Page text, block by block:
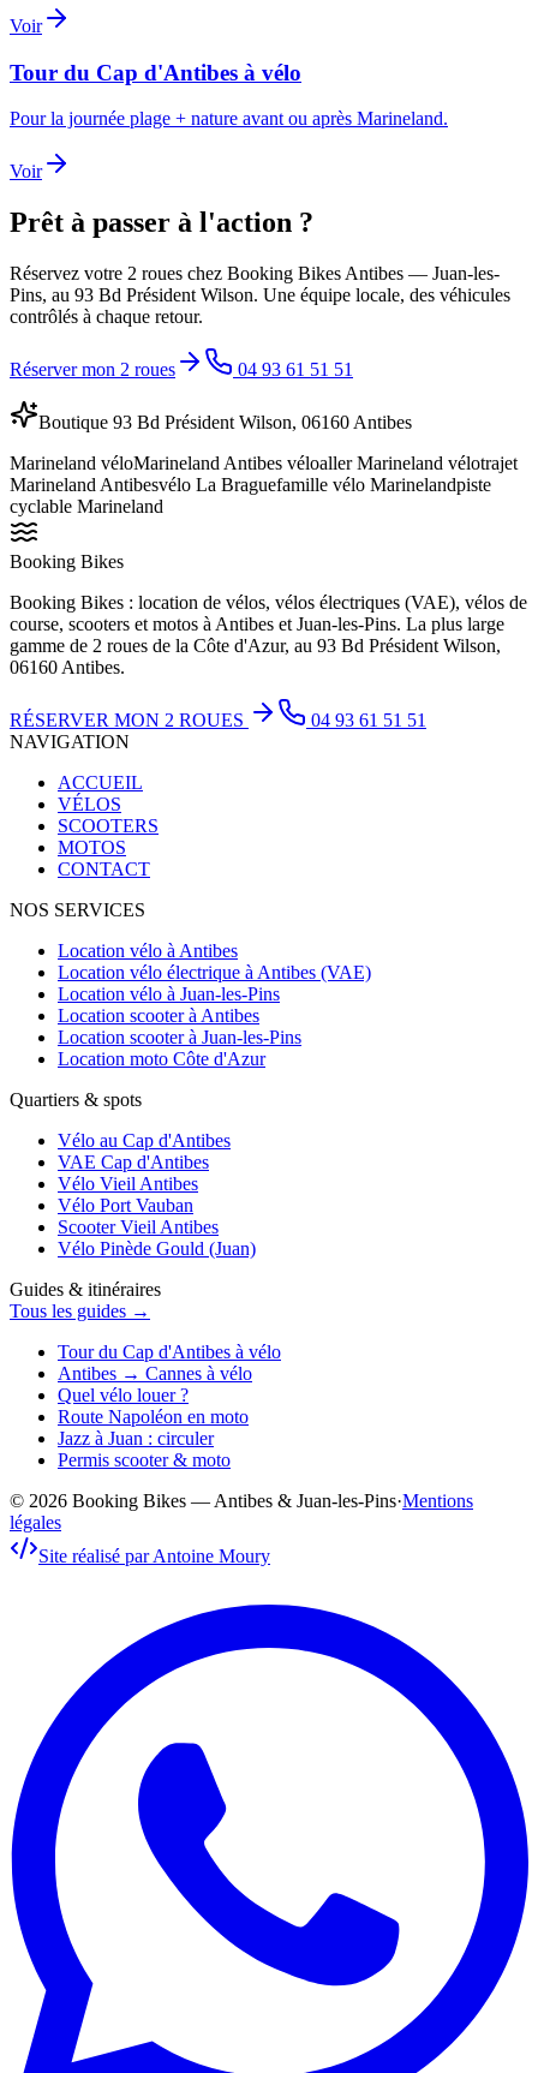
Voir
Tour du Cap d'Antibes à vélo
Pour la journée plage + nature avant ou après Marineland.
Voir
Prêt à passer à l'action ?
Réservez votre 2 roues chez Booking Bikes Antibes — Juan-les-
Pins, au 93 Bd Président Wilson. Une équipe locale, des véhicules
contrôlés à chaque retour.
Réserver mon 2 roues 04 93 61 51 51
Boutique 93 Bd Président Wilson, 06160 Antibes
Marineland véloMarineland Antibes véloaller Marineland vélotrajet
Marineland Antibesvélo La Braguefamille vélo Marinelandpiste
cyclable Marineland
Booking Bikes
Booking Bikes : location de vélos, vélos électriques (VAE), vélos de
course, scooters et motos à Antibes et Juan-les-Pins. La plus large
gamme de 2 roues de la Côte d'Azur, au 93 Bd Président Wilson,
06160 Antibes.
RÉSERVER MON 2 ROUES
04 93 61 51 51
NAVIGATION
ACCUEIL
VÉLOS
SCOOTERS
MOTOS
CONTACT
NOS SERVICES
Location vélo à Antibes
Location vélo électrique à Antibes (VAE)
Location vélo à Juan-les-Pins
Location scooter à Antibes
Location scooter à Juan-les-Pins
Location moto Côte d'Azur
Quartiers & spots
Vélo au Cap d'Antibes
VAE Cap d'Antibes
Vélo Vieil Antibes
Vélo Port Vauban
Scooter Vieil Antibes
Vélo Pinède Gould (Juan)
Guides & itinéraires
Tous les guides →
Tour du Cap d'Antibes à vélo
Antibes → Cannes à vélo
Quel vélo louer ?
Route Napoléon en moto
Jazz à Juan : circuler
Permis scooter & moto
© 2026 Booking Bikes — Antibes & Juan-les-Pins·Mentions
légales
Site réalisé par Antoine Moury